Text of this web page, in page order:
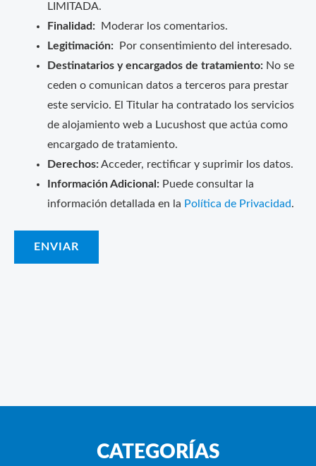
LIMITADA.
Finalidad:Moderar los comentarios.
Legitimación:Por consentimiento del interesado.
Destinatarios y encargados de tratamiento:No se
ceden o comunican datos a terceros para prestar
este servicio. El Titular ha contratado los servicios
de alojamiento web a Lucushost que actúa como
encargado de tratamiento.
Derechos:Acceder, rectificar y suprimir los datos.
Información Adicional:Puede consultar la
información detallada en la Política de Privacidad .
CATEGORÍAS